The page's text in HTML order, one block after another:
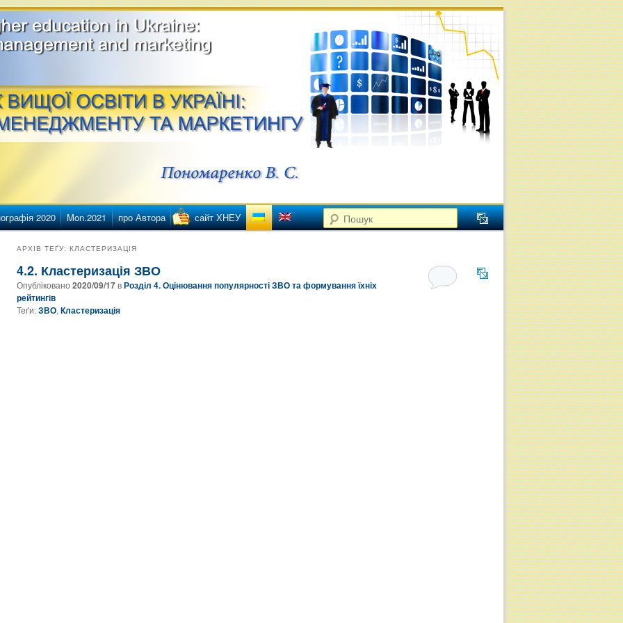
освіти в Україні
Пошук
2020 Mon.2021 про Автора сайт ХНЕУ
АРХІВ ТЕҐУ: КЛАСТЕРИЗАЦІЯ
4.2. Кластеризація ЗВО
Опубліковано 2020/09/17вРозділ 4. Оцінювання популярності ЗВО та формування їхніх
рейтингів
Теґи:ЗВО, Кластеризація